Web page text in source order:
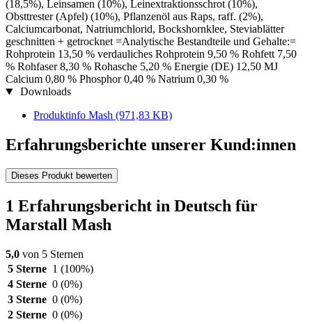
(18,5%), Leinsamen (10%), Leinextraktionsschrot (10%),
Obsttrester (Apfel) (10%), Pflanzenöl aus Raps, raff. (2%),
Calciumcarbonat, Natriumchlorid, Bockshornklee, Steviablätter
geschnitten + getrocknet =Analytische Bestandteile und Gehalte:=
Rohprotein 13,50 % verdauliches Rohprotein 9,50 % Rohfett 7,50
% Rohfaser 8,30 % Rohasche 5,20 % Energie (DE) 12,50 MJ
Calcium 0,80 % Phosphor 0,40 % Natrium 0,30 %
Downloads
Produktinfo Mash (971,83 KB)
Erfahrungsberichte unserer Kund:innen
Dieses Produkt bewerten
1 Erfahrungsbericht in Deutsch für
Marstall Mash
5,0 von 5 Sternen
5 Sterne 1 (100%)
4 Sterne 0 (0%)
3 Sterne 0 (0%)
2 Sterne 0 (0%)